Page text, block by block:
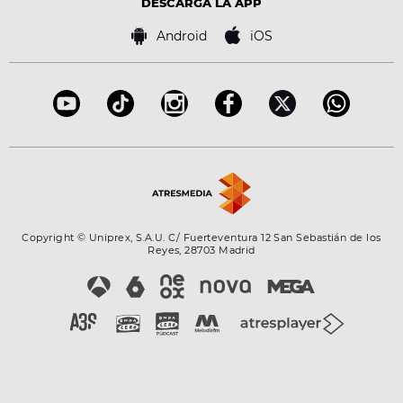
Bases de concursos
DESCARGA LA APP
Android iOS
Copyright © Uniprex, S.A.U. C/ Fuerteventura 12 San Sebastián de los
Reyes, 28703 Madrid